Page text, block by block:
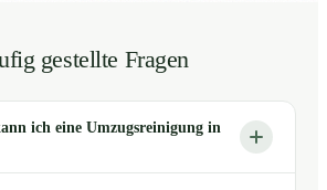
gestellte Fragen
ich eine Umzugsreinigung in